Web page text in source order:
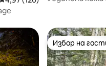
Избор на
Избор на